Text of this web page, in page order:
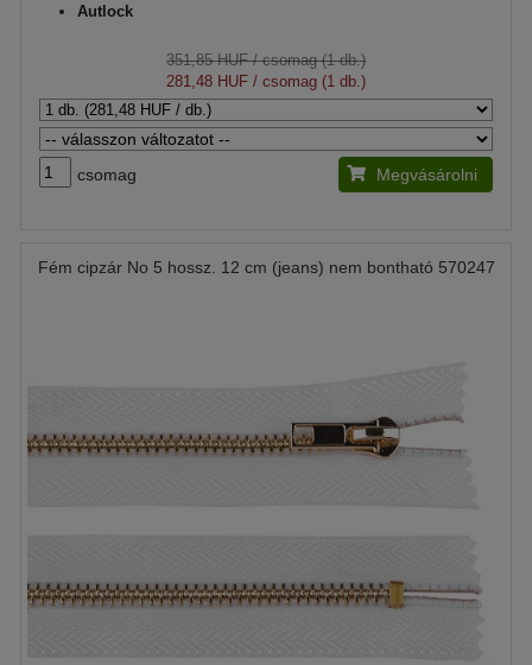
Autlock
351,85 HUF/ csomag (1 db.)
281,48 HUF / csomag (1 db.)
csomag Megvásárolni
Fém cipzár No 5 hossz. 12 cm (jeans) nem bontható 570247